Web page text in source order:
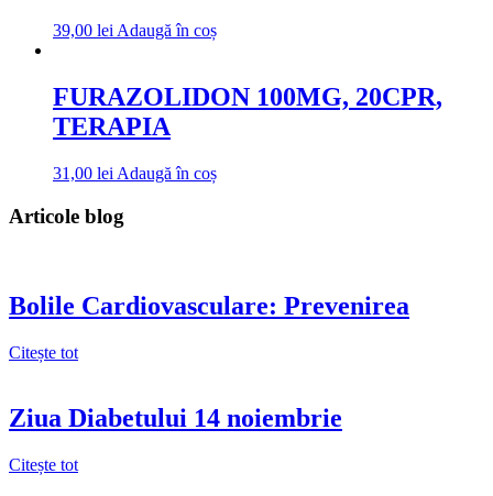
39,00 leiAdaugă în coș
FURAZOLIDON 100MG, 20CPR,
TERAPIA
31,00 lei Adaugă în coș
Articole blog
Bolile Cardiovasculare: Prevenirea
Citește tot
Ziua Diabetului 14 noiembrie
Citește tot